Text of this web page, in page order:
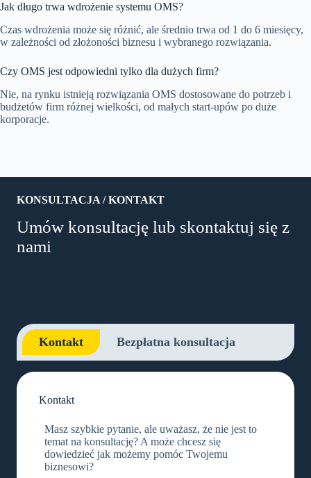
Jak długo trwa wdrożenie systemu OMS?
Czas wdrożenia może się różnić, ale średnio trwa od 1 do 6 miesięcy,
w zależności od złożoności biznesu i wybranego rozwiązania.
Czy OMS jest odpowiedni tylko dla dużych firm?
Nie, na rynku istnieją rozwiązania OMS dostosowane do potrzeb i
budżetów firm różnej wielkości, od małych start-upów po duże
korporacje.
KONSULTACJA / KONTAKT
Umów konsultację lub skontaktuj się z
nami
Kontakt Bezpłatna konsultacja
Kontakt
Masz szybkie pytanie, ale uważasz, że nie jest to
temat na konsultację? A może chcesz się
dowiedzieć jak możemy pomóc Twojemu
biznesowi?